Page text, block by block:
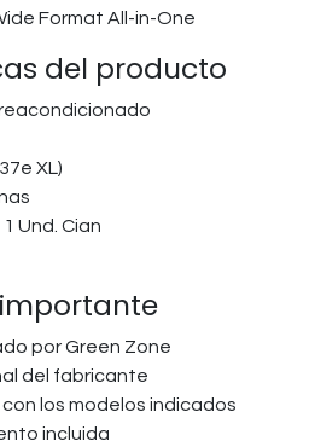
Format All-in-One
del producto
XL)
Und. Cian
por Green Zone
del fabricante
los modelos indicados
incluida